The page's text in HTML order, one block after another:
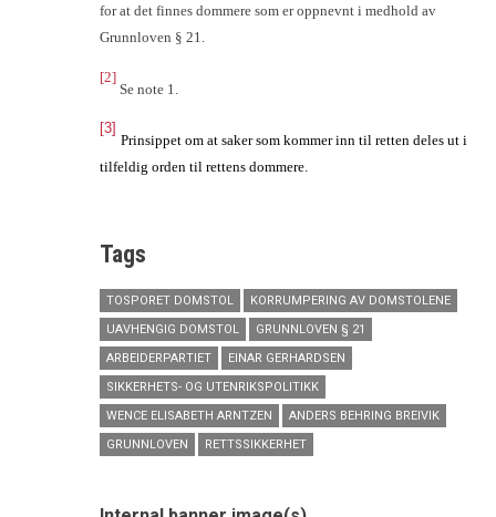
for at det finnes dommere som er oppnevnt i medhold av
Grunnloven § 21.
[2]
Se note 1.
[3]
Prinsippet om at saker som kommer inn til retten deles ut i
tilfeldig orden til rettens dommere.
Tags
TOSPORET DOMSTOL
KORRUMPERING AV DOMSTOLENE
UAVHENGIG DOMSTOL
GRUNNLOVEN § 21
ARBEIDERPARTIET
EINAR GERHARDSEN
SIKKERHETS- OG UTENRIKSPOLITIKK
WENCE ELISABETH ARNTZEN
ANDERS BEHRING BREIVIK
GRUNNLOVEN
RETTSSIKKERHET